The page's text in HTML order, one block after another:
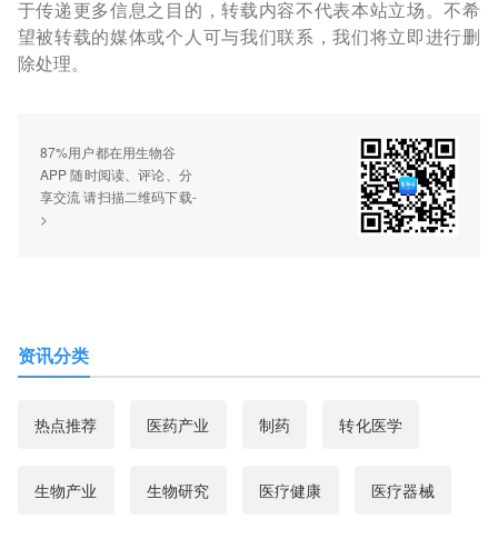
于传递更多信息之目的，转载内容不代表本站立场。不希
望被转载的媒体或个人可与我们联系，我们将立即进行删
除处理。
87%用户都在用生物谷
APP 随时阅读、评论、分
享交流 请扫描二维码下载-
>
资讯分类
热点推荐 医药产业 制药 转化医学
生物产业 生物研究 医疗健康 医疗器械